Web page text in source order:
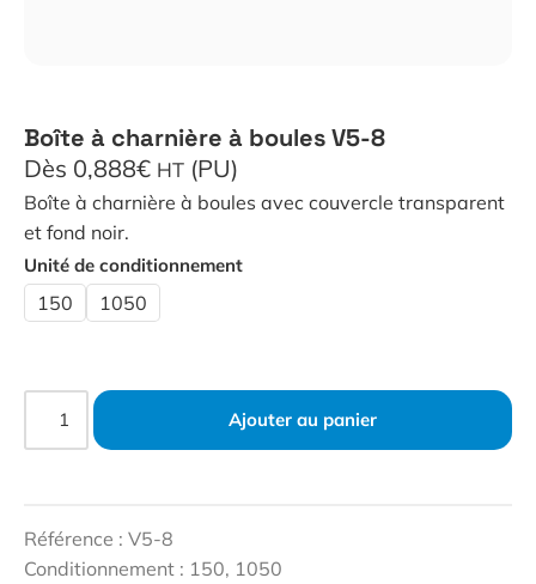
Boîte à charnière à boules V5-8
Dès 0,888€ HT (PU)
Boîte à charnière à boules avec couvercle transparent
et fond noir.
Unité de conditionnement
150 1050
Ajouter au panier
Référence : V5-8
Conditionnement : 150, 1050